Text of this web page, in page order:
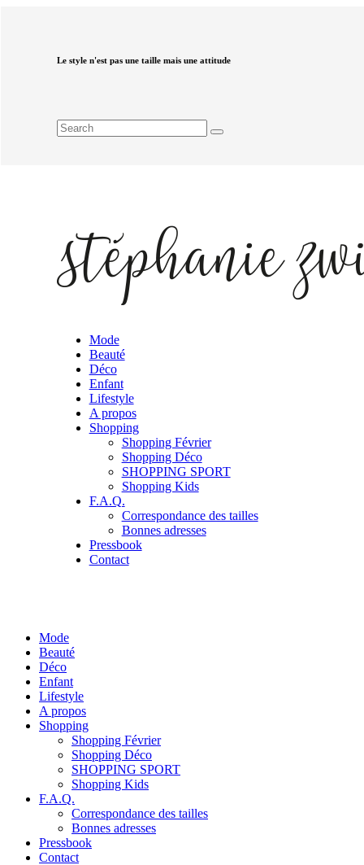
Le style n'est pas une taille mais une attitude
Mode
Beauté
Déco
Enfant
Lifestyle
A propos
Shopping
Shopping Février
Shopping Déco
SHOPPING SPORT
Shopping Kids
F.A.Q.
Correspondance des tailles
Bonnes adresses
Pressbook
Contact
Mode
Beauté
Déco
Enfant
Lifestyle
A propos
Shopping
Shopping Février
Shopping Déco
SHOPPING SPORT
Shopping Kids
F.A.Q.
Correspondance des tailles
Bonnes adresses
Pressbook
Contact